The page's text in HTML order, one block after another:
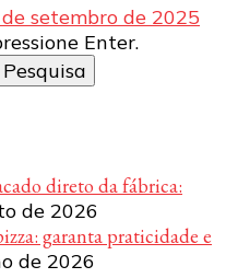
setembro de 2025
Enter.
direto da fábrica:
de 2026
garanta praticidade e
de 2026